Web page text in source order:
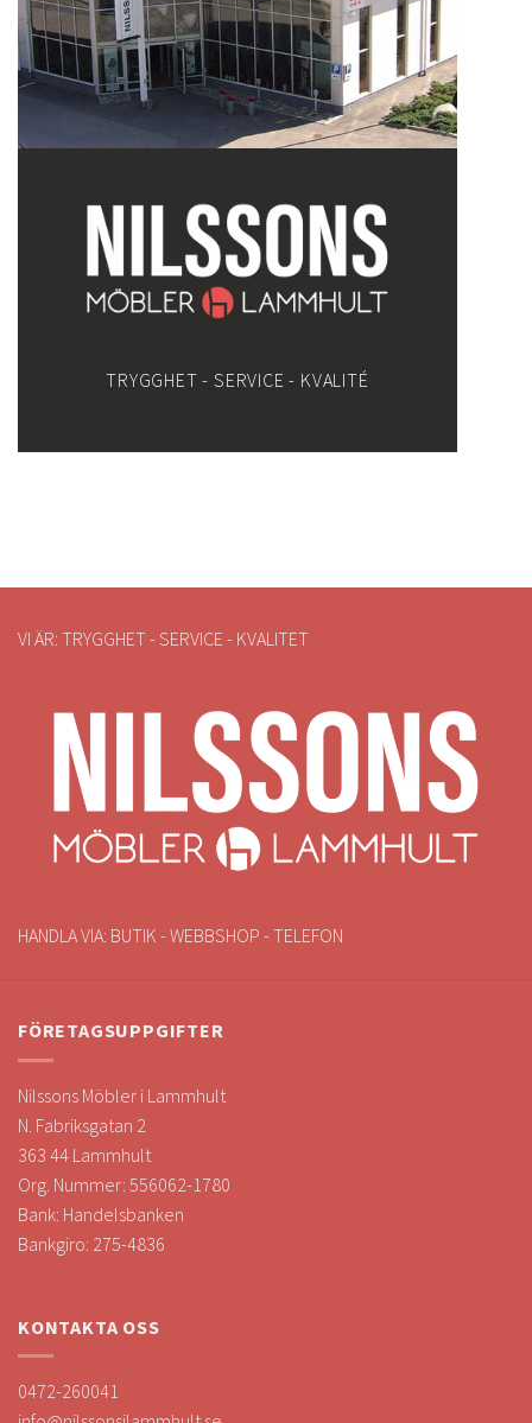
TRYGGHET - SERVICE - KVALITÉ
VI ÄR: TRYGGHET - SERVICE - KVALITET
HANDLA VIA: BUTIK - WEBBSHOP - TELEFON
FÖRETAGSUPPGIFTER
Nilssons Möbler i Lammhult
N. Fabriksgatan 2
363 44 Lammhult
Org. Nummer: 556062-1780
Bank: Handelsbanken
Bankgiro: 275-4836
KONTAKTA OSS
0472-260041